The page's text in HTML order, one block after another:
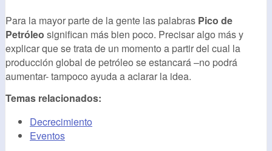
Para la mayor parte de la gente las palabras Pico de
Petróleo significan más bien poco. Precisar algo más y
explicar que se trata de un momento a partir del cual la
producción global de petróleo se estancará –no podrá
aumentar- tampoco ayuda a aclarar la idea.
Temas relacionados:
Decrecimiento
Eventos